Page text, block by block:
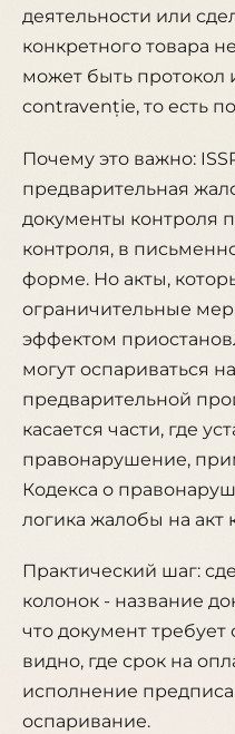
деятельности или
конкретного товара
может быть
contravenție, то есть
Почему это важно:
предварительная
документы контроля
контроля, в
форме. Но акты,
ограничительные
эффектом
могут оспариваться
предварительной
касается части, где
правонарушение,
Кодекса о
логика жалобы на акт
Практический шаг:
колонок - название
что документ требует
видно, где срок на
исполнение
оспаривание.